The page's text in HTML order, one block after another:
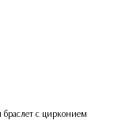
с цирконием